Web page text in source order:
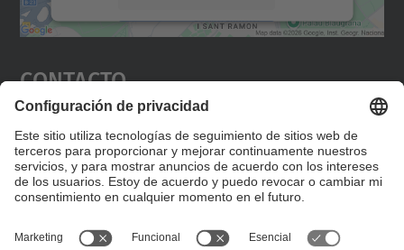
Aceptar
powered by
Contacto
Editad en la página "Contacto personalizado", que
encontraréis en la raíz de español, vuestros datos
personalizados de contacto.
Formulario de contacto